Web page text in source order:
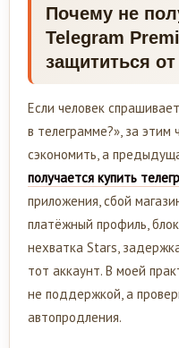
Почему не
Telegram
защититься
Если человек
в телеграмме?», за
сэкономить, а
получается купить
приложения, сбой
платёжный профиль,
нехватка Stars,
тот аккаунт. В моей
не поддержкой, а
автопродления.